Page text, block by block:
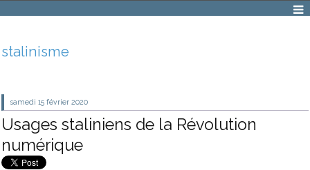
stalinisme
samedi 15 février 2020
Usages staliniens de la Révolution
numérique